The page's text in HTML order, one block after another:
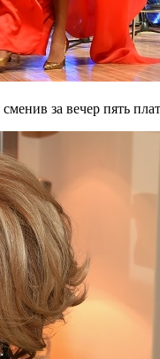
за вечер пять